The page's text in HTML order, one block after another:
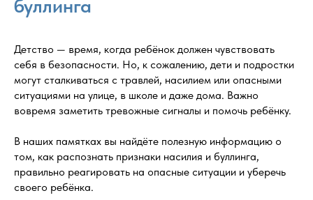
буллинга
Детство — время, когда ребёнок должен чувствовать
себя в безопасности. Но, к сожалению, дети и подростки
могут сталкиваться с травлей, насилием или опасными
ситуациями на улице, в школе и даже дома. Важно
вовремя заметить тревожные сигналы и помочь ребёнку.
В наших памятках вы найдёте полезную информацию о
том, как распознать признаки насилия и буллинга,
правильно реагировать на опасные ситуации и уберечь
своего ребёнка.